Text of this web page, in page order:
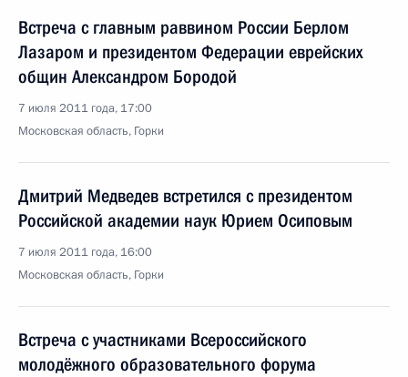
Встреча с главным раввином России Берлом
Лазаром и президентом Федерации еврейских
общин Александром Бородой
7 июля 2011 года, 17:00
Московская область, Горки
Дмитрий Медведев встретился с президентом
Российской академии наук Юрием Осиповым
7 июля 2011 года, 16:00
Московская область, Горки
Встреча с участниками Всероссийского
молодёжного образовательного форума